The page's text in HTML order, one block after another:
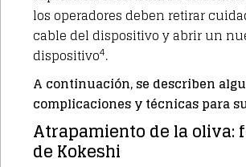
los operadores deben retirar
cable del dispositivo y abrir un
dispositivo4.
A continuación, se describen
complicaciones y técnicas para
Atrapamiento de la oliva:
de Kokeshi